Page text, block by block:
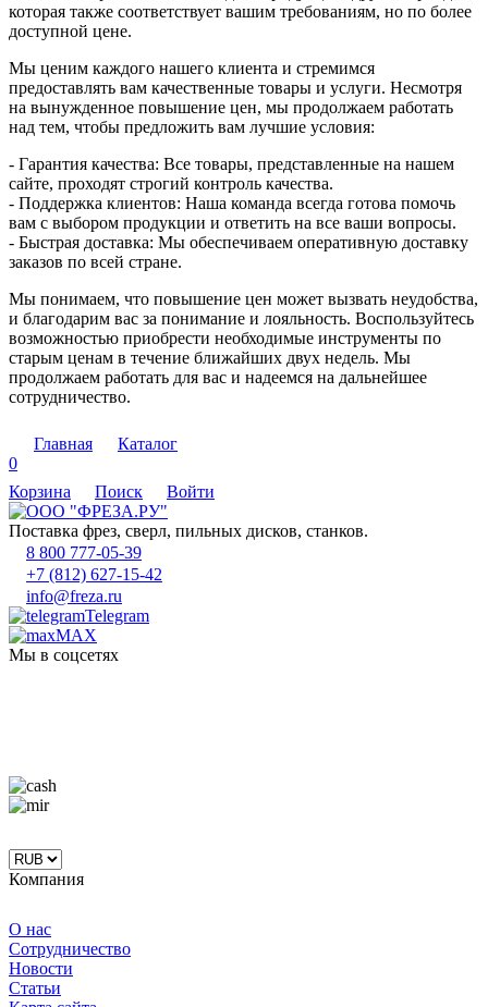
которая также соответствует вашим требованиям, но по более
доступной цене.
Мы ценим каждого нашего клиента и стремимся
предоставлять вам качественные товары и услуги. Несмотря
на вынужденное повышение цен, мы продолжаем работать
над тем, чтобы предложить вам лучшие условия:
- Гарантия качества: Все товары, представленные на нашем
сайте, проходят строгий контроль качества.
- Поддержка клиентов: Наша команда всегда готова помочь
вам с выбором продукции и ответить на все ваши вопросы.
- Быстрая доставка: Мы обеспечиваем оперативную доставку
заказов по всей стране.
Мы понимаем, что повышение цен может вызвать неудобства,
и благодарим вас за понимание и лояльность. Воспользуйтесь
возможностью приобрести необходимые инструменты по
старым ценам в течение ближайших двух недель. Мы
продолжаем работать для вас и надеемся на дальнейшее
сотрудничество.
Главная
Каталог
0
Корзина
Поиск Войти
Поставка фрез, сверл, пильных дисков, станков.
8 800 777-05-39
+7 (812) 627-15-42
info@freza.ru
Telegram
MAX
Мы в соцсетях
Компания
О нас
Сотрудничество
Новости
Статьи